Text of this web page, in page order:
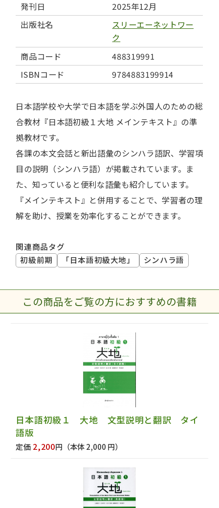
発刊日
2025年12月
出版社名
スリーエーネットワー
ク
商品コード
488319991
ISBNコード
9784883199914
日本語学校や大学で日本語を学ぶ外国人のための総
合教材『日本語初級１大地 メインテキスト』の準
拠教材です。
各課の本文会話と新出語彙のシンハラ語訳、学習項
目の説明（シンハラ語）が掲載されています。ま
た、知っていると便利な語彙も紹介しています。
『メインテキスト』と併用することで、学習者の理
解を助け、授業を効率化することができます。
関連商品タグ
初級前期
「日本語初級大地」 シンハラ語
この商品をご覧の方におすすめの書籍
日本語初級１ 大地 文型説明と翻訳 タイ
語版
定価 2,200円 （本体 2,000 円）